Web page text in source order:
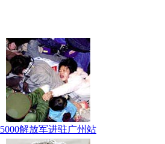
5000解放军进驻广州站